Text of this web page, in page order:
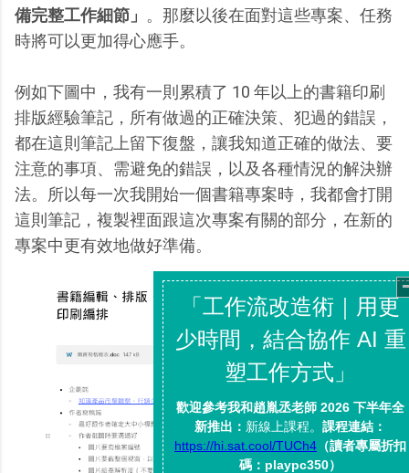
備完整工作細節」 。那麼以後在面對這些專案、任務
時將可以更加得心應手。
例如下圖中，我有一則累積了 10 年以上的書籍印刷
排版經驗筆記，所有做過的正確決策、犯過的錯誤，
都在這則筆記上留下復盤，讓我知道正確的做法、要
注意的事項、需避免的錯誤，以及各種情況的解決辦
法。所以每一次我開始一個書籍專案時，我都會打開
這則筆記，複製裡面跟這次專案有關的部分，在新的
專案中更有效地做好準備。